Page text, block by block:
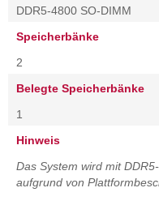
DDR5-4800 SO-DIMM
Speicherbänke
2
Belegte Speicherbänke
1
Hinweis
Das System wird mit
aufgrund von